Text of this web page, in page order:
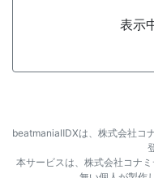
表示
beatmaniaⅡDXは、株式会社コ
本サービスは、株式会社コナ